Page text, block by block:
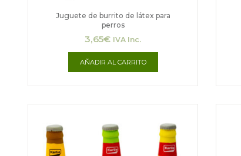
Juguete de burrito de látex para
perros
3,65€ IVA Inc.
AÑADIR AL CARRITO